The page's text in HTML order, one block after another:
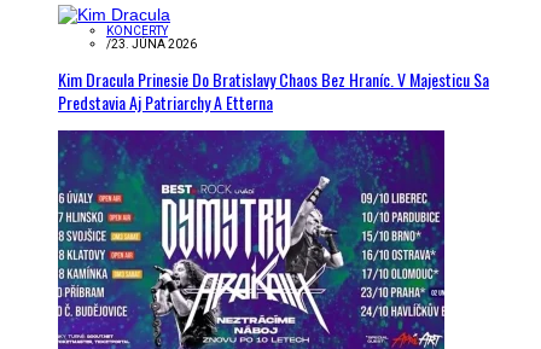
KONCERTY
/23. JÚNA 2026
Kim Dracula Prinesie Do Bratislavy Chaos Bez Hraníc. V Majesticu Sa
Predstavia Aj Patriarchy A Etterna